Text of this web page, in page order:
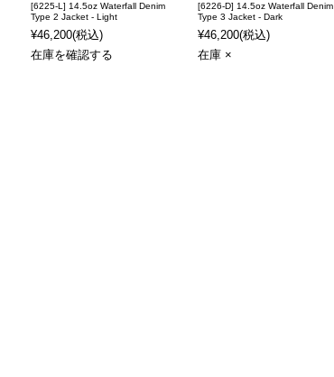
[6225-L] 14.5oz Waterfall Denim
Type 2 Jacket - Light
¥46,200(税込)
在庫を確認する
[6226-D] 14.5oz Waterfall Denim
Type 3 Jacket - Dark
¥46,200(税込)
在庫 ×